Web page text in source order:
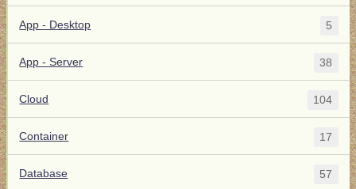
App - Desktop 5
App - Server 38
Cloud 104
Container 17
Database 57